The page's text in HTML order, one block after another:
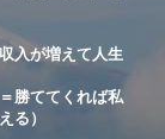
。
が増えて人生
）
ば私
る）